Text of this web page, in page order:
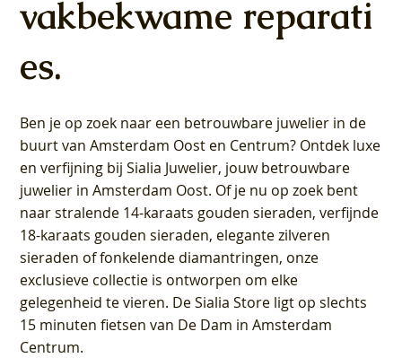
vakbekwame reparati
es.
Ben je op zoek naar een betrouwbare juwelier in de
buurt van Amsterdam Oost en Centrum? Ontdek luxe
en verfijning bij Sialia Juwelier, jouw betrouwbare
juwelier in Amsterdam Oost. Of je nu op zoek bent
naar stralende 14-karaats gouden sieraden, verfijnde
18-karaats gouden sieraden, elegante zilveren
sieraden of fonkelende diamantringen, onze
exclusieve collectie is ontworpen om elke
gelegenheid te vieren. De Sialia Store ligt op slechts
15 minuten fietsen van De Dam in Amsterdam
Centrum.